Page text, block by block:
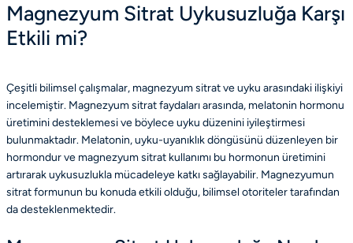
Magnezyum Sitrat Uykusuzluğa Karşı
Etkili mi?
Çeşitli bilimsel çalışmalar, magnezyum sitrat ve uyku arasındaki ilişkiyi
incelemiştir. Magnezyum sitrat faydaları arasında, melatonin hormonu
üretimini desteklemesi ve böylece uyku düzenini iyileştirmesi
bulunmaktadır. Melatonin, uyku-uyanıklık döngüsünü düzenleyen bir
hormondur ve magnezyum sitrat kullanımı bu hormonun üretimini
artırarak uykusuzlukla mücadeleye katkı sağlayabilir. Magnezyumun
sitrat formunun bu konuda etkili olduğu, bilimsel otoriteler tarafından
da desteklenmektedir.